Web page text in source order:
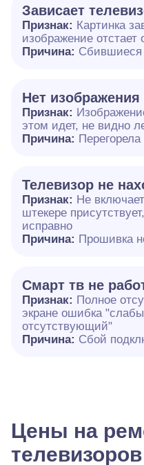
Зависает
Признак: Картинка
изображение отстает
Причина: Сбившиеся
Нет изображения
Признак:
этом идет, не видно
Причина:
Телевизор не
Признак: Не
штекере
исправно
Причина: Прошивка
Смарт тв не
Признак: Полное
экране ошибка
отсутствующий"
Причина: Сбой
Цены на